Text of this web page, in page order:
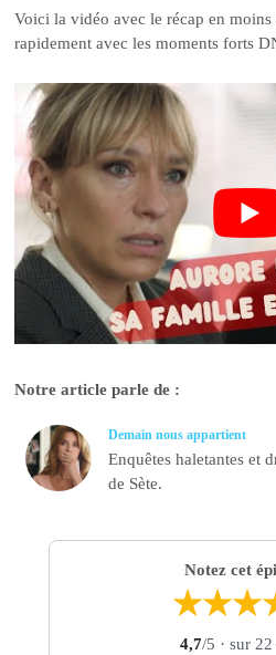
Voici la vidéo avec le récap en
rapidement avec les moments forts
Notre article parle de :
Demain nous appartient
Enquêtes haletantes et
de Sète.
Notez cet
★★★
4,7/5 · sur